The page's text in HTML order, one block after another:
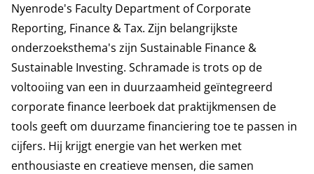
Nyenrode's Faculty Department of Corporate
Reporting, Finance & Tax. Zijn belangrijkste
onderzoeksthema's zijn Sustainable Finance &
Sustainable Investing. Schramade is trots op de
voltooiing van een in duurzaamheid geïntegreerd
corporate finance leerboek dat praktijkmensen de
tools geeft om duurzame financiering toe te passen in
cijfers. Hij krijgt energie van het werken met
enthousiaste en creatieve mensen, die samen